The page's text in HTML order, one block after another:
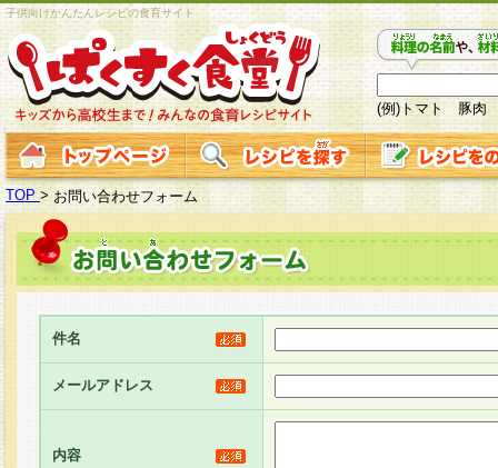
子供向けかんたんレシピの食育サイト
(例)トマト 豚肉
TOP > お問い合わせフォーム
件名
メールアドレス
内容